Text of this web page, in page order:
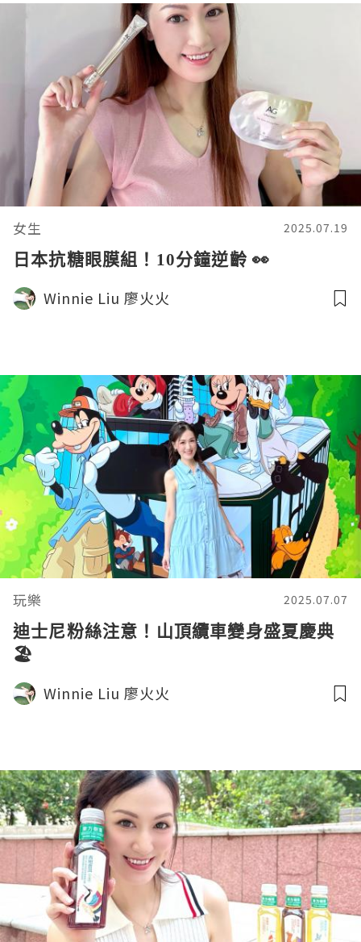
女生 2025.07.19
日本抗糖眼膜組！10分鐘逆齡 👀
Winnie Liu 廖火火
玩樂 2025.07.07
迪士尼粉絲注意！山頂纜車變身盛夏慶典
🏖️
Winnie Liu 廖火火